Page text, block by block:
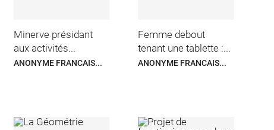
Minerve présidant
aux activités...
ANONYME FRANCAIS...
Femme debout
tenant une tablette :...
ANONYME FRANCAIS...